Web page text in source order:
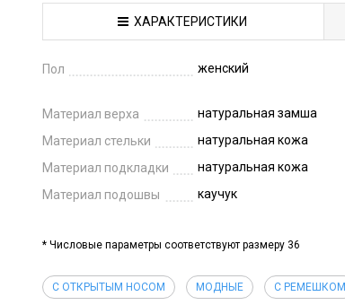
ХАРАКТЕРИСТИКИ
Пол женский
Материал верха
натуральная замша
Материал стельки
натуральная кожа
Материал подкладки
натуральная кожа
Материал подошвы
каучук
* Числовые параметры соответствуют размеру 36
С ОТКРЫТЫМ НОСОМ МОДНЫЕ С РЕМЕШКОМ